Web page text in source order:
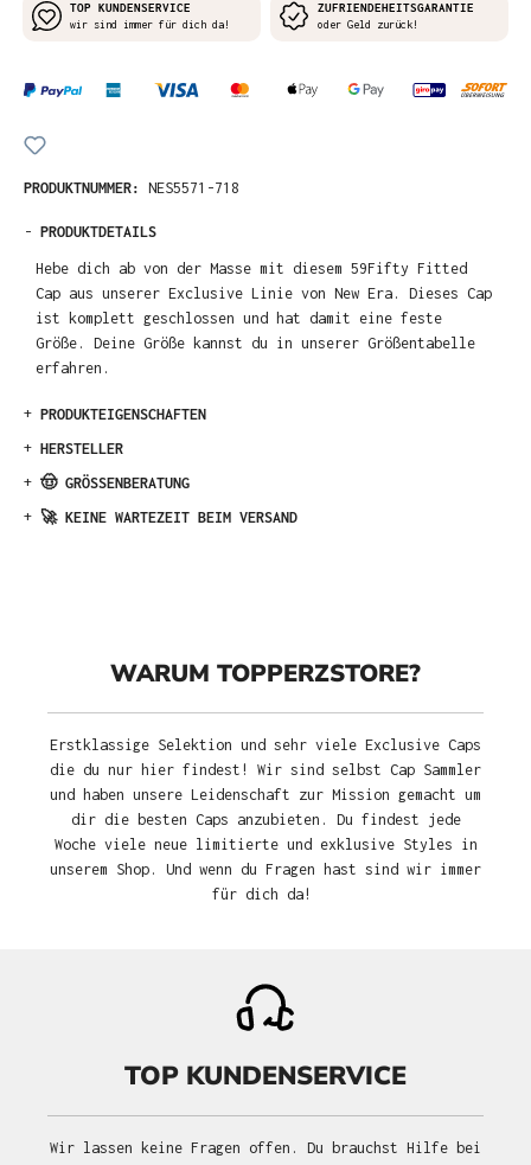
TOP KUNDENSERVICE
wir sind immer für dich da!
ZUFRIENDEHEITSGARANTIE
oder Geld zurück!
PRODUKTNUMMER: NES5571-718
- PRODUKTDETAILS
Hebe dich ab von der Masse mit diesem 59Fifty Fitted
Cap aus unserer Exclusive Linie von New Era. Dieses Cap
ist komplett geschlossen und hat damit eine feste
Größe. Deine Größe kannst du in unserer Größentabelle
erfahren.
+ PRODUKTEIGENSCHAFTEN
+ HERSTELLER
+ 🤠 GRÖSSENBERATUNG
+ 🚀 KEINE WARTEZEIT BEIM VERSAND
WARUM TOPPERZSTORE?
Erstklassige Selektion und sehr viele Exclusive Caps
die du nur hier findest! Wir sind selbst Cap Sammler
und haben unsere Leidenschaft zur Mission gemacht um
dir die besten Caps anzubieten. Du findest jede
Woche viele neue limitierte und exklusive Styles in
unserem Shop. Und wenn du Fragen hast sind wir immer
für dich da!
TOP KUNDENSERVICE
Wir lassen keine Fragen offen. Du brauchst Hilfe bei